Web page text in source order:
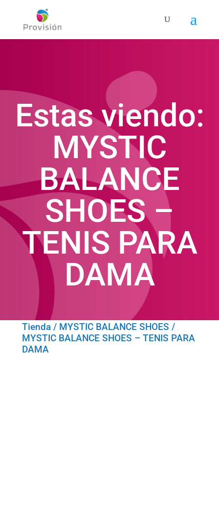
Estas viendo:
MYSTIC
BALANCE
SHOES –
TENIS PARA
DAMA
Tienda/ MYSTIC BALANCE SHOES /
MYSTIC BALANCE SHOES – TENIS PARA
DAMA